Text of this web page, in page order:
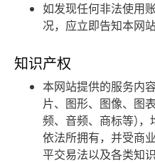
如发现任何非法使用
况，应立即告知本网站
知识产权
本网站提供的服务内
片、图形、图像、图
频、音频、商标等)，
依法所拥有，并受商
平交易法以及各类知